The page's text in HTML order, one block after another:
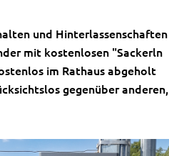
und Hinterlassenschaften
mit kostenlosen "Sackerln
im Rathaus abgeholt
gegenüber anderen,